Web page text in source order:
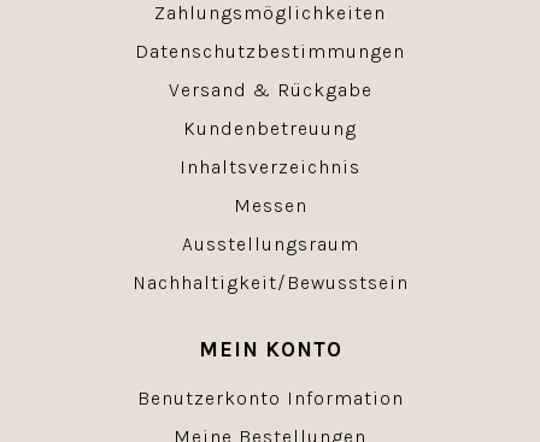
Zahlungsmöglichkeiten
Datenschutzbestimmungen
Versand & Rückgabe
Kundenbetreuung
Inhaltsverzeichnis
Messen
Ausstellungsraum
Nachhaltigkeit/Bewusstsein
MEIN KONTO
Benutzerkonto Information
Meine Bestellungen